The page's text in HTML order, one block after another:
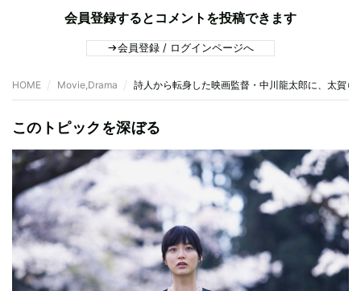
会員登録するとコメントを投稿できます
会員登録 / ログインページへ
HOME Movie,Drama 詩人から転身した映画監督・中川龍太郎に、太賀ら
このトピックを深ぼる